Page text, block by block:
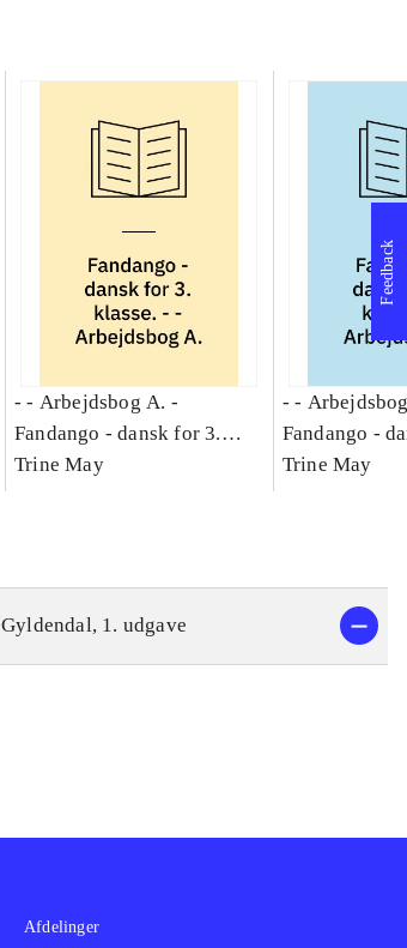
- - Arbejdsbog A. -
Fandango - dansk for 3.
klasse : grundbog. - -
Trine May
- -
Fandango -
klasse :
Trine May
Gyldendal, 1. udgave
Feedback
Afdelinger